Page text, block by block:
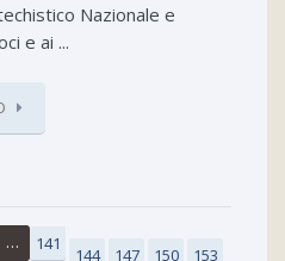
Nazionale e
e ai ...
… 141
144 147 150 153